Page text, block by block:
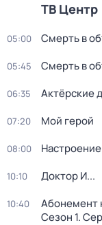
ТВ Центр
05:00 Смерть в
05:45 Смерть в
06:35 Актёрские
07:20 Мой герой
08:00 Настроение
10:10 Доктор И...
10:40 Абонемент
Сезон 1.